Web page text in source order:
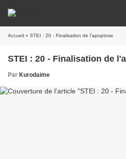
Accueil » STEI : 20 - Finalisation de l'apoptose
STEI : 20 - Finalisation de
Par Kurodaime